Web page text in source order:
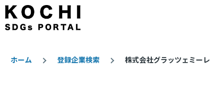
メインコンテンツに移動
ホーム 登録企業検索 株式会社グラッツェミーレ